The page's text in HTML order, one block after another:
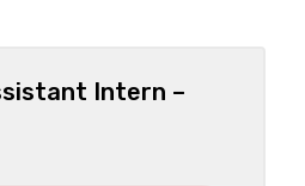
Intern –